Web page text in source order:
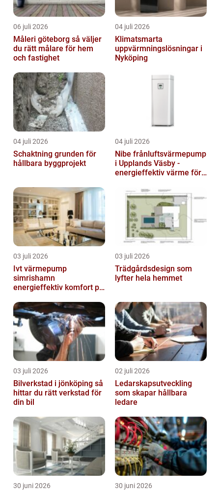
06 juli 2026
Måleri göteborg så väljer
du rätt målare för hem
och fastighet
04 juli 2026
Klimatsmarta
uppvärmningslösningar i
Nyköping
04 juli 2026
Schaktning grunden för
hållbara byggprojekt
04 juli 2026
Nibe frånluftsvärmepump
i Upplands Väsby -
energieffektiv värme för
03 juli 2026
Ivt värmepump
simrishamn
energieffektiv komfort på
03 juli 2026
Trädgårdsdesign som
lyfter hela hemmet
03 juli 2026
Bilverkstad i jönköping så
hittar du rätt verkstad för
din bil
02 juli 2026
Ledarskapsutveckling
som skapar hållbara
ledare
30 juni 2026 30 juni 2026